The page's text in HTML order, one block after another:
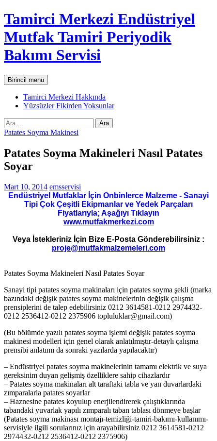
İçeriğe
atla
Tamirci Merkezi Endüstriyel
Mutfak Tamiri Periyodik
Bakımı Servisi
AraBirincil menü
Tamirci Merkezi Hakkında
Yüzsüzler Fikirden Yoksunlar
Arama:
Patates Soyma Makinesi
Patates Soyma Makineleri Nasıl Patates
Soyar
Mart 10, 2014 emsservisi
Endüstriyel Mutfaklar İçin Onbinlerce Malzeme - Sanayi
Tipi Çok Çeşitli Ekipmanlar ve Yedek Parçaları
Fiyatlarıyla; Aşağıyı Tıklayın
www.mutfakmerkezi.com
Veya İstekleriniz İçin Bize E-Posta Gönderebilirsiniz :
proje@mutfakmalzemeleri.com
Patates Soyma Makineleri Nasıl Patates Soyar
Sanayi tipi patates soyma makinaları için patates soyma şekli (marka
bazındaki değişik patates soyma makinelerinin değişik çalışma
prensiplerini de talep edebilirsiniz 0212 3614581-0212 2974432-
0212 2536412-0212 2375906 topluluklar@gmail.com)
(Bu bölümde yazılı patates soyma işlemi değişik patates soyma
makinesi modelleri için genel olarak anlatılmıştır-detaylı çalışma
prensibi anlatımı da sonraki yazılarda yapılacaktır)
– Endüstriyel patates soyma makinelerinin tamamı elektrik ve suya
gereksinim duyan gelişmiş özelliklere sahip cihazlardır
– Patates soyma makinaları alt taraftaki tabla ve yan duvarlardaki
zımparalarla patates soyarlar
– Haznesine patates koyulup enerjilendirerek çalıştıklarında
tabandaki yuvarlak yapılı zımparalı taban tablası dönmeye başlar
(Patates soyma makinası montajı-temizliği-tamiri-bakımı-kullanımı-
servisiyle ilgili sorularınız için arayabilirsiniz 0212 3614581-0212
2974432-0212 2536412-0212 2375906)